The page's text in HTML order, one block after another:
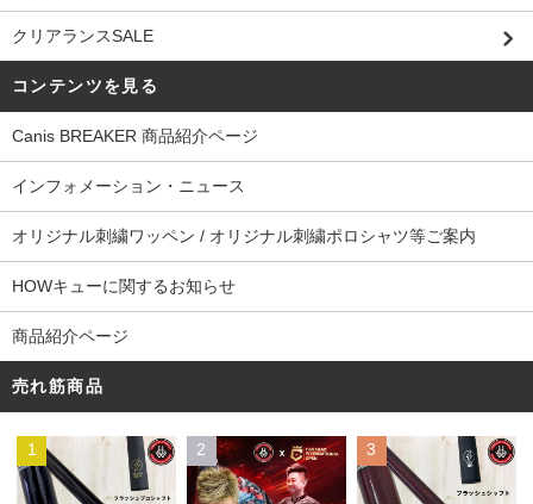
クリアランスSALE
コンテンツを見る
Canis BREAKER 商品紹介ページ
インフォメーション・ニュース
オリジナル刺繍ワッペン / オリジナル刺繍ポロシャツ等ご案内
HOWキューに関するお知らせ
商品紹介ページ
売れ筋商品
1 2 3